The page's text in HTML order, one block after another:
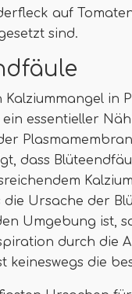
auf
sind.
in
essentieller
dass
Ursache der
Umgebung ist,
durch die
die